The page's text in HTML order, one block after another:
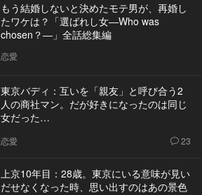
もう結婚しないと決めたモテ男が、再婚し
たワケは？「選ばれし女―Who was
chosen？―」全話総集編
恋愛
東京バディ：互いを「親友」と呼び合う2
人の商社マン。だが好きになったのは同じ
女だった…
恋愛 23
上京10年目：28歳。東京にいる意味が見い
だせなくなった時、思い出すのはあの景色